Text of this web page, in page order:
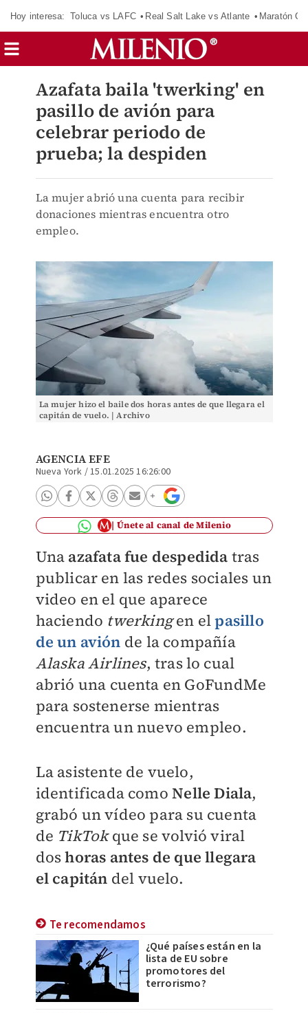
Hoy interesa: Toluca vs LAFC Real Salt Lake vs Atlante Maratón
Azafata baila 'twerking' en
pasillo de avión para
celebrar periodo de
prueba; la despiden
La mujer abrió una cuenta para recibir
donaciones mientras encuentra otro
empleo.
La mujer hizo el baile dos horas antes de que llegara el
capitán de vuelo. | Archivo
AGENCIA EFE
Nueva York /15.01.2025 16:26:00
Únete al canal de Milenio
Una azafata fue despedida tras
publicar en las redes sociales un
video en el que aparece
haciendo twerkingen elpasillo
de un avión de la compañía
Alaska Airlines, tras lo cual
abrió una cuenta en GoFundMe
para sostenerse mientras
encuentra un nuevo empleo.
La asistente de vuelo,
identificada comoNelle Diala,
grabó un vídeo para su cuenta
de TikTokque se volvió viral
doshoras antes de que llegara
el capitán del vuelo.
Te recomendamos
¿Qué países están en la
lista de EU sobre
promotores del
terrorismo?